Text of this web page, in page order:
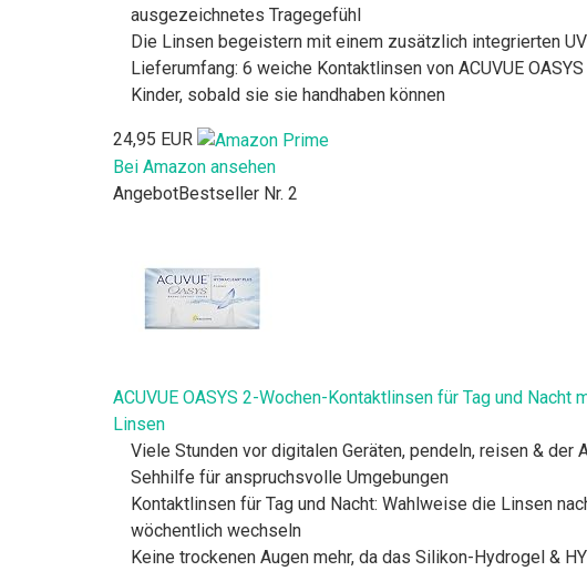
ausgezeichnetes Tragegefühl
Die Linsen begeistern mit einem zusätzlich integrierten
Lieferumfang: 6 weiche Kontaktlinsen von ACUVUE
Kinder, sobald sie sie handhaben können
24,95 EUR
Bei Amazon ansehen
AngebotBestseller Nr. 2
ACUVUE OASYS 2-Wochen-Kontaktlinsen für Tag und
Linsen
Viele Stunden vor digitalen Geräten, pendeln, reisen &
Sehhilfe für anspruchsvolle Umgebungen
Kontaktlinsen für Tag und Nacht: Wahlweise die Linsen
wöchentlich wechseln
Keine trockenen Augen mehr, da das Silikon-Hydrogel &